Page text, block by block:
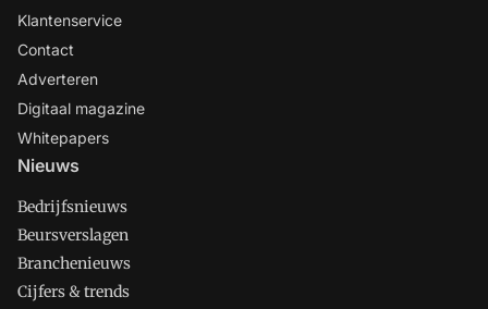
Klantenservice
Contact
Adverteren
Digitaal magazine
Whitepapers
Nieuws
Bedrijfsnieuws
Beursverslagen
Branchenieuws
Cijfers & trends